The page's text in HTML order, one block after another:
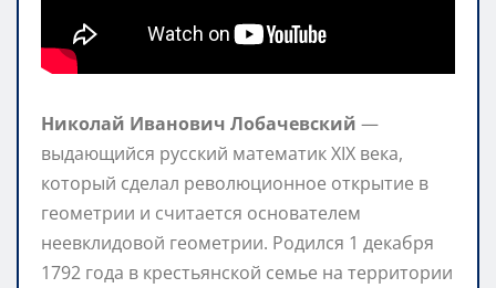
Николай Иванович Лобачевский —
выдающийся русский математик XIX века,
который сделал революционное открытие в
геометрии и считается основателем
неевклидовой геометрии. Родился 1 декабря
1792 года в крестьянской семье на территории